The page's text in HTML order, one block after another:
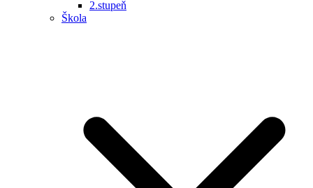
2.stupeň
Škola